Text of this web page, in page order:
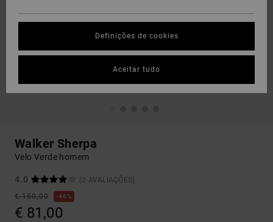
Walker Sherpa
Velo Verde homem
4.0
(2 AVALIAÇÕES)
€ 150,00
46%
€ 81,00
Definições de cookies
Aceitar tudo